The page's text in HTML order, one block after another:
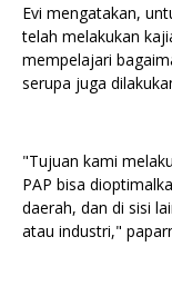
Evi mengatakan,
telah melakukan
mempelajari
serupa juga
"Tujuan kami
PAP bisa
daerah, dan di sisi
atau industri,"